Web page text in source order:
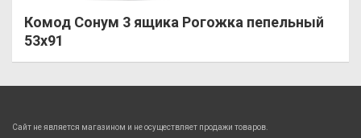
Комод Сонум 3 ящика Рогожка пепельный
53х91
Сайт не является магазином и не осуществляет продажи товаров.